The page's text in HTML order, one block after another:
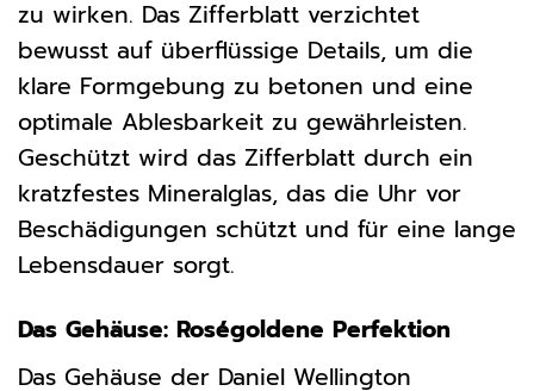
zu wirken. Das Zifferblatt verzichtet
bewusst auf überflüssige Details, um die
klare Formgebung zu betonen und eine
optimale Ablesbarkeit zu gewährleisten.
Geschützt wird das Zifferblatt durch ein
kratzfestes Mineralglas, das die Uhr vor
Beschädigungen schützt und für eine lange
Lebensdauer sorgt.
Das Gehäuse: Roségoldene Perfektion
Das Gehäuse der Daniel Wellington